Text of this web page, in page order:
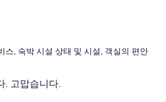
스, 숙박 시설 상태 및 시설, 객실의 편안
. 고맙습니다.